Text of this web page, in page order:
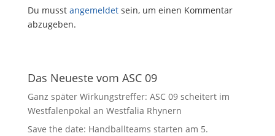
Du musst angemeldetsein, um einen Kommentar
abzugeben.
Das Neueste vom ASC 09
Ganz später Wirkungstreffer: ASC 09 scheitert im
Westfalenpokal an Westfalia Rhynern
Save the date: Handballteams starten am 5.